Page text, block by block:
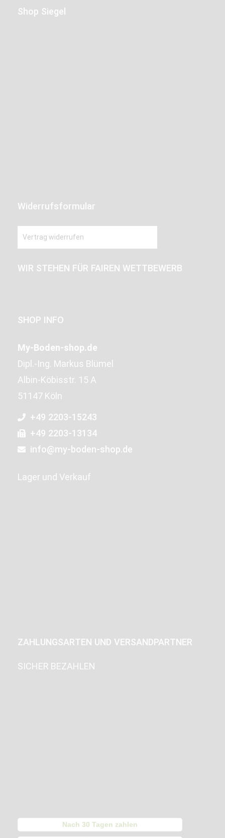
Shop Siegel
Widerrufsformular
Vertrag widerrufen
WIR STEHEN FÜR FAIREN WETTBEWERB
SHOP INFO
My-Boden-shop.de
Dipl.-Ing. Markus Blümel
Albin-Köbisstr. 15 A
51147 Köln
+49 2203-15243
+49 2203-13134
info@my-boden-shop.de
Lager und Verkauf
ZAHLUNGSARTEN UND VERSANDPARTNER
SICHER BEZAHLEN
Nach 30 Tagen zahlen